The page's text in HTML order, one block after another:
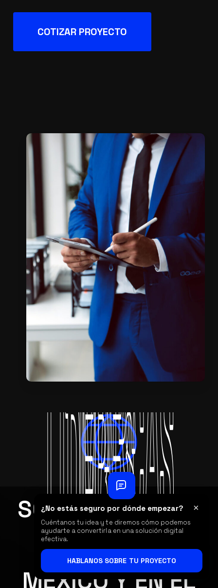
SOMOS ALIADOS
DEMARCAS
MARCAS
LÍDERES
LÍDERESEN
MÉXICO Y EN EL
×
¿No estás seguro por dónde empezar?
Cuéntanos tu idea y te diremos cómo podemos
ayudarte a convertirla en una solución digital
efectiva.
HABLANOS SOBRE TU PROYECTO